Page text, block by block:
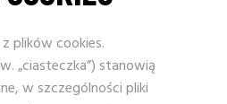
plików cookies.
„ciasteczka”) stanowią
w szczególności pliki